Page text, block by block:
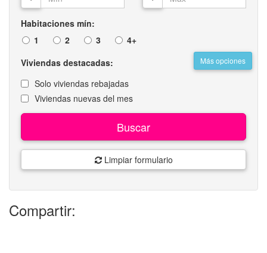
Habitaciones mín:
1
2 3 4+
Más opciones
Viviendas destacadas:
Solo viviendas rebajadas
Viviendas nuevas del mes
Buscar
Limpiar formulario
Compartir: